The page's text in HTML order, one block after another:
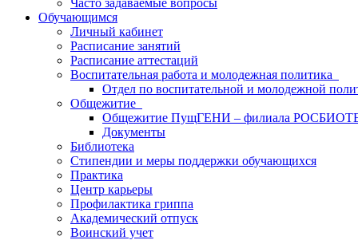
Часто задаваемые вопросы
Обучающимся
Личный кабинет
Расписание занятий
Расписание аттестаций
Воспитательная работа и молодежная политика
Отдел по воспитательной и молодежной
Общежитие
Общежитие ПущГЕНИ – филиала
Документы
Библиотека
Стипендии и меры поддержки обучающихся
Практика
Центр карьеры
Профилактика гриппа
Академический отпуск
Воинский учет